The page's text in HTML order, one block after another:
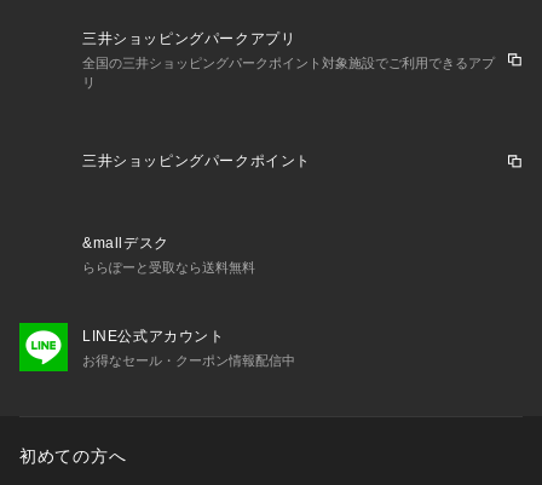
三井ショッピングパークアプリ
全国の三井ショッピングパークポイント対象施設でご利用できるアプ
リ
三井ショッピングパークポイント
&mallデスク
ららぽーと受取なら送料無料
LINE公式アカウント
お得なセール・クーポン情報配信中
初めての方へ